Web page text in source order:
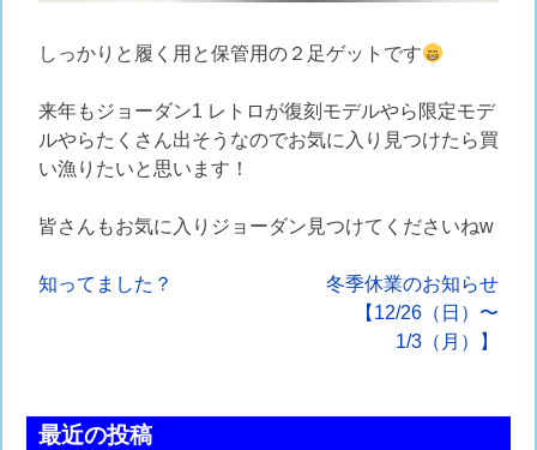
しっかりと履く用と保管用の２足ゲットです
来年もジョーダン1 レトロが復刻モデルやら限定モデ
ルやらたくさん出そうなのでお気に入り見つけたら買
い漁りたいと思います！
皆さんもお気に入りジョーダン見つけてくださいねw
投
ビ
知ってました？
冬季休業のお知らせ
【12/26（日）〜
1/3（月）】
最近の投稿